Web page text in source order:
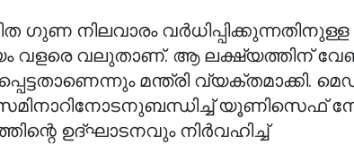
നിലവാരം വര്‍ധിപ്പിക്കുന്നതിനുള്ള
വളരെ വലുതാണ്. ആ ലക്ഷ്യത്തിന്
മന്ത്രി വ്യക്തമാക്കി.
യൂണിസെഫ്
ഉദ്ഘാടനവും നിര്‍വഹിച്ച്